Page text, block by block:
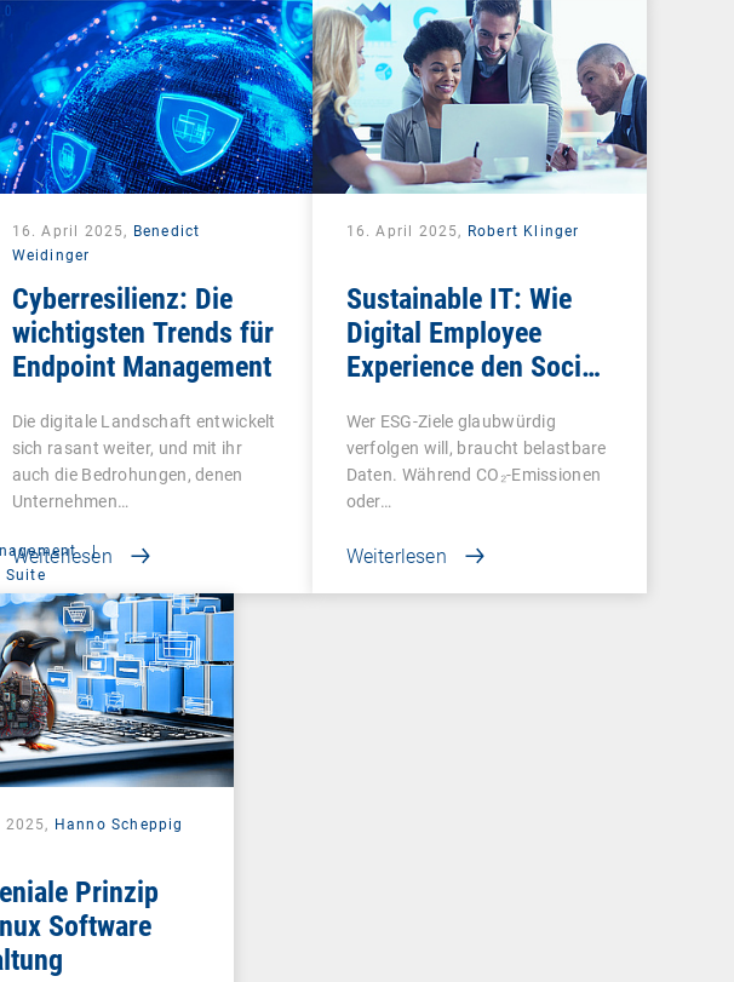
16. April 2025, Benedict
Weidinger
Cyberresilienz: Die
wichtigsten Trends für
Endpoint Management
Die digitale Landschaft entwickelt
sich rasant weiter, und mit ihr
auch die Bedrohungen, denen
Unternehmen…
Weiterlesen
16. April 2025, Robert Klinger
Sustainable IT: Wie
Digital Employee
Experience den Social-
macht
Wer ESG-Ziele glaubwürdig
verfolgen will, braucht belastbare
Daten. Während CO₂-Emissionen
oder…
Weiterlesen
|
Suite
Hanno Scheppig
Prinzip
Software